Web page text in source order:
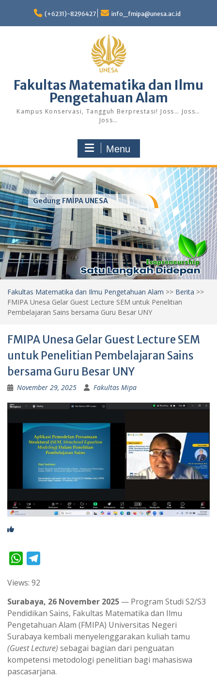
content
(+6231)-8296427 info_fmipa@unesa.ac.id
Fakultas Matematika dan Ilmu
Pengetahuan Alam
Kampus Konservasi, Tangguh Berprestasi! Joss… Joss…
Joss…
Menu
Gedung FMIPA UNESA
Fakultas Matematika dan Ilmu Pengetahuan Alam >> Berita >>
FMIPA Unesa Gelar Guest Lecture SEM untuk Penelitian
Pembelajaran Sains bersama Guru Besar UNY
FMIPA Unesa Gelar Guest Lecture SEM
untuk Penelitian Pembelajaran Sains
bersama Guru Besar UNY
November 29, 2025 Fakultas Mipa
W
a
t
s
A
p
p
e
g
r
a
m
Views: 92
Surabaya, 26 November 2025 — Program Studi S2/S3
Pendidikan Sains, Fakultas Matematika dan Ilmu
Pengetahuan Alam (FMIPA) Universitas Negeri
Surabaya kembali menyelenggarakan kuliah tamu
(Guest Lecture) sebagai bagian dari penguatan
kompetensi metodologi penelitian bagi mahasiswa
pascasarjana.